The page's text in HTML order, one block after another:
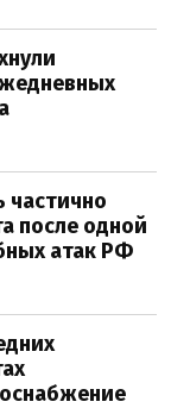
частично
после одной
атак РФ